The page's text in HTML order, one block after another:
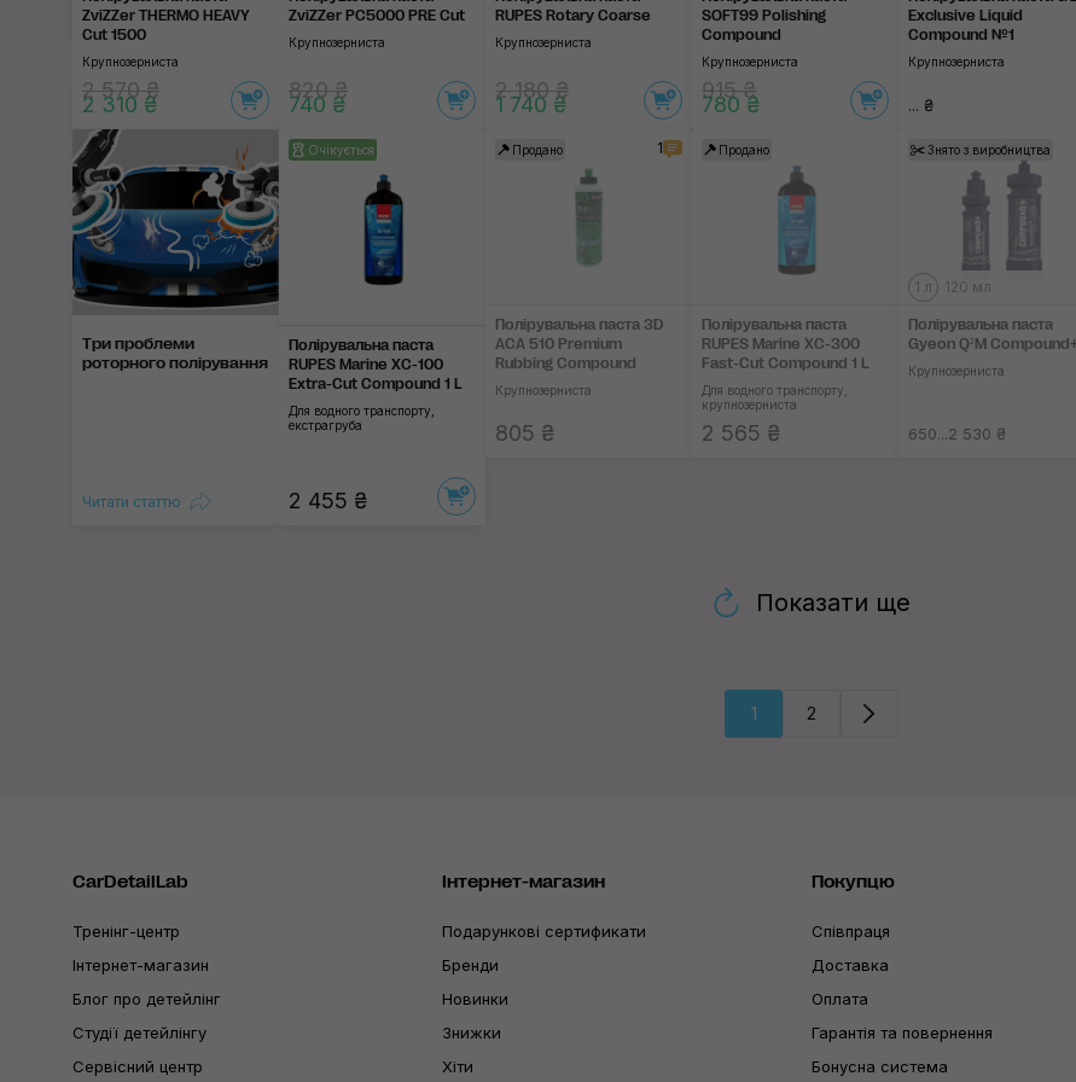
ZviZZer THERMO HEAVY
Cut 1500
Крупнозерниста
2 570 ₴
2 310 ₴
ZviZZer PC5000 PRE Cut
Крупнозерниста
820 ₴
740 ₴
RUPES Rotary Coarse
Крупнозерниста
2 180 ₴
1 740 ₴
SOFT99 Polishing
Compound
Крупнозерниста
915 ₴
780 ₴
Exclusive Liquid
Compound №1
Крупнозерниста
... ₴
Три проблеми
роторного полірування
Читати статтю
Очікується
Полірувальна паста
RUPES Marine XC-100
Extra-Cut Compound 1 L
Для водного транспорту,
екстрагруба
2 455 ₴
Продано 1
Полірувальна паста 3D
ACA 510 Premium
Rubbing Compound
Крупнозерниста
805 ₴
Продано
Полірувальна паста
RUPES Marine XC-300
Fast-Cut Compound 1 L
Для водного транспорту,
крупнозерниста
2 565 ₴
Знято з виробництва
1 л 120 мл
Полірувальна паста
Gyeon Q²M
Крупнозерниста
650...2 530 ₴
Показати ще
1 2
CarDetailLab
Тренінг-центр
Інтернет-магазин
Блог про детейлінг
Студії детейлінгу
Сервісний центр
Інтернет-магазин
Подарункові сертификати
Бренди
Новинки
Знижки
Хіти
Покупцю
Співпраця
Доставка
Оплата
Гарантія та повернення
Бонусна система